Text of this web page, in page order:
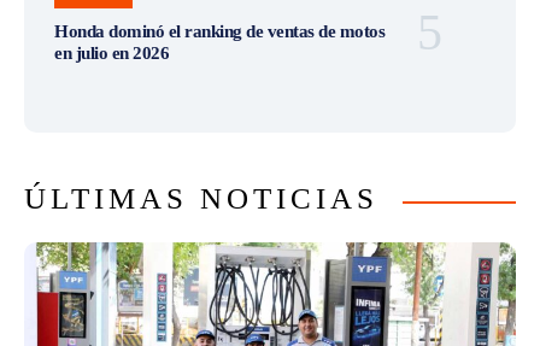
Honda dominó el ranking de ventas de motos
en julio en 2026
ÚLTIMAS NOTICIAS